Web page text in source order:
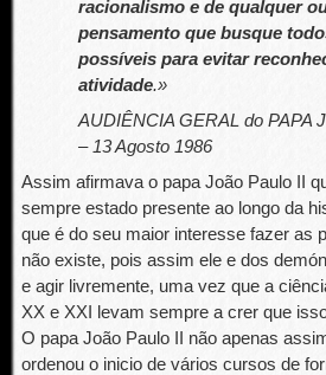
racionalismo e de qualquer
pensamento que busque
possíveis para evitar
atividade.»
AUDIÊNCIA GERAL do PAPA
– 13 Agosto 1986
Assim afirmava o papa João Paulo II
sempre estado presente ao longo da
que é do seu maior interesse fazer as
não existe, pois assim ele e dos
e agir livremente, uma vez que a
XX e XXI levam sempre a crer que
O papa João Paulo II não apenas
ordenou o inicio de vários cursos de